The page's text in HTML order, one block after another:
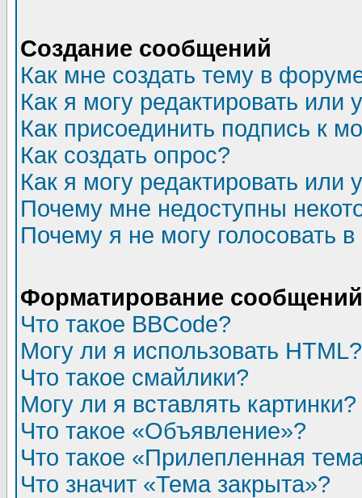
Создание сообщений
Как мне создать тему в
Как я могу редактировать или
Как присоединить подпись к
Как создать опрос?
Как я могу редактировать или
Почему мне недоступны
Почему я не могу голосовать
Форматирование
Что такое BBCode?
Могу ли я использовать HTML?
Что такое смайлики?
Могу ли я вставлять картинки?
Что такое «Объявление»?
Что такое «Прилепленная
Что значит «Тема закрыта»?